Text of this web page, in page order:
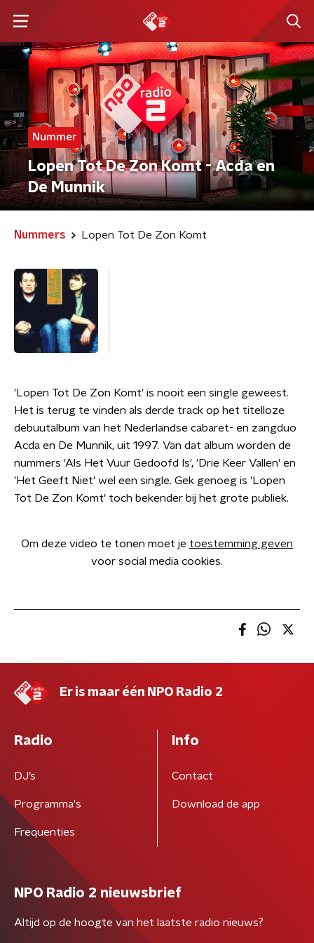
Nummer
Lopen Tot De Zon Komt - Acda en
De Munnik
Nummers Lopen Tot De Zon Komt
'Lopen Tot De Zon Komt' is nooit een single geweest.
Het is terug te vinden als derde track op het titelloze
debuutalbum van het Nederlandse cabaret- en zangduo
Acda en De Munnik, uit 1997. Van dat album worden de
nummers 'Als Het Vuur Gedoofd Is', 'Drie Keer Vallen' en
'Het Geeft Niet' wel een single. Gek genoeg is 'Lopen
Tot De Zon Komt' toch bekender bij het grote publiek.
Om deze video te tonen moet je toestemming geven
voor social media cookies.
Er is maar één NPO Radio 2
Radio
DJ’s
Programma's
Frequenties
Info
Contact
Download de app
NPO Radio 2 nieuwsbrief
Altijd op de hoogte van het laatste radio nieuws?